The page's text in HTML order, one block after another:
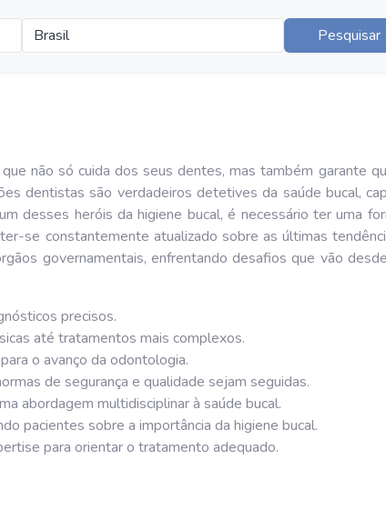
Brasil Pesquisar
não só cuida dos seus dentes, mas também garante
dentistas são verdadeiros detetives da saúde bucal,
desses heróis da higiene bucal, é necessário ter uma
se constantemente atualizado sobre as últimas
governamentais, enfrentando desafios que vão
precisos.
até tratamentos mais complexos.
o avanço da odontologia.
de segurança e qualidade sejam seguidas.
abordagem multidisciplinar à saúde bucal.
pacientes sobre a importância da higiene bucal.
para orientar o tratamento adequado.